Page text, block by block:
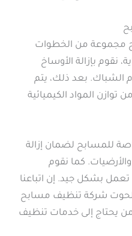
مجموعة من الخطوات
نقوم بإزالة الأوساخ
الشباك. بعد ذلك، يتم
المواد الكيميائية
للمسابح لضمان إزالة
كما نقوم
تعمل بشكل جيد. إن اتباعنا
شركة تنظيف مسابح
من يحتاج إلى خدمات تنظيف